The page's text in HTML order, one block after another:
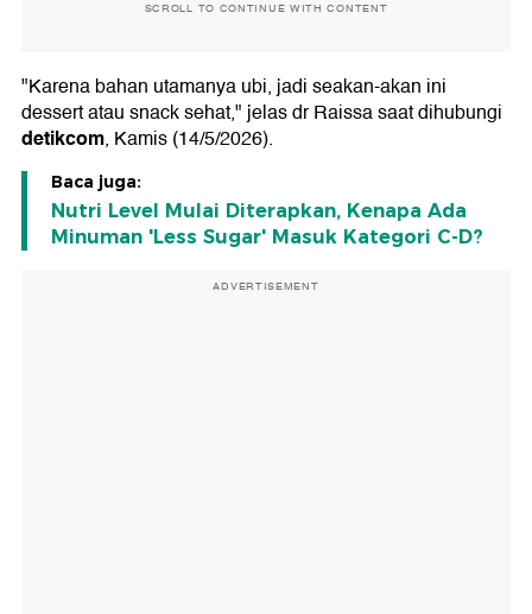
SCROLL TO CONTINUE WITH CONTENT
"Karena bahan utamanya ubi, jadi seakan-akan ini
dessert atau snack sehat," jelas dr Raissa saat dihubungi
detikcom, Kamis (14/5/2026).
Baca juga:
Nutri Level Mulai Diterapkan, Kenapa Ada
Minuman 'Less Sugar' Masuk Kategori C-D?
ADVERTISEMENT